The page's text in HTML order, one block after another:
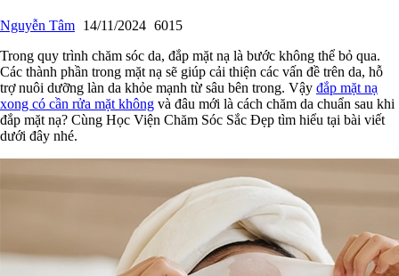
Nguyễn Tâm 14/11/2024 6015
Trong quy trình chăm sóc da, đắp mặt nạ là bước không thể bỏ qua.
Các thành phần trong mặt nạ sẽ giúp cải thiện các vấn đề trên da, hỗ
trợ nuôi dưỡng làn da khỏe mạnh từ sâu bên trong. Vậy đắp mặt nạ
xong có cần rửa mặt không và đâu mới là cách chăm da chuẩn sau khi
đắp mặt nạ? Cùng Học Viện Chăm Sóc Sắc Đẹp tìm hiểu tại bài viết
dưới đây nhé.